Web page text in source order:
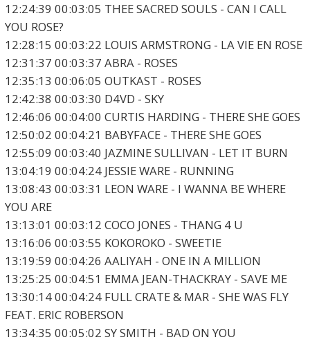
12:24:39 00:03:05 THEE SACRED SOULS - CAN I CALL
YOU ROSE?
12:28:15 00:03:22 LOUIS ARMSTRONG - LA VIE EN ROSE
12:31:37 00:03:37 ABRA - ROSES
12:35:13 00:06:05 OUTKAST - ROSES
12:42:38 00:03:30 D4VD - SKY
12:46:06 00:04:00 CURTIS HARDING - THERE SHE GOES
12:50:02 00:04:21 BABYFACE - THERE SHE GOES
12:55:09 00:03:40 JAZMINE SULLIVAN - LET IT BURN
13:04:19 00:04:24 JESSIE WARE - RUNNING
13:08:43 00:03:31 LEON WARE - I WANNA BE WHERE
YOU ARE
13:13:01 00:03:12 COCO JONES - THANG 4 U
13:16:06 00:03:55 KOKOROKO - SWEETIE
13:19:59 00:04:26 AALIYAH - ONE IN A MILLION
13:25:25 00:04:51 EMMA JEAN-THACKRAY - SAVE ME
13:30:14 00:04:24 FULL CRATE & MAR - SHE WAS FLY
FEAT. ERIC ROBERSON
13:34:35 00:05:02 SY SMITH - BAD ON YOU